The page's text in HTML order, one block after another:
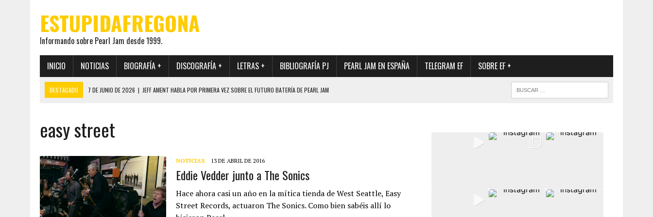
ESTUPIDAFREGONA
Informando sobre Pearl Jam desde 1999.
INICIO NOTICIAS BIOGRAFÍA + DISCOGRAFÍA + LETRAS + BIBLIOGRAFÍA PJ PEARL JAM EN ESPAÑA TELEGRAM EF SOBRE EF +
DESTACADO 7 DE JUNIO DE 2026 | JEFF AMENT HABLA POR PRIMERA VEZ SOBRE EL FUTURO BATERÍA DE PEARL JAM
19 DE MAYO DE 2026
EL ENCUENTRO ENTRE NEIL YOUNG Y PEARL JAM QUE MARCÓ LOS 90, DE NUEVO EN VINILO.
12 DE MAYO DE 2026 | PEARL JAM REAPARECEN EN OHANA 2026 EN MEDIO DE LA INCERTIDUMBRE SOBRE SU FUTURA FORMACIÓN
easy street
NOTICIAS 13 DE ABRIL DE 2016
Eddie Vedder junto a The Sonics
Hace ahora casi un año en la mítica tienda de West Seattle, Easy
Street Records, actuaron The Sonics. Como bien sabéis allí lo